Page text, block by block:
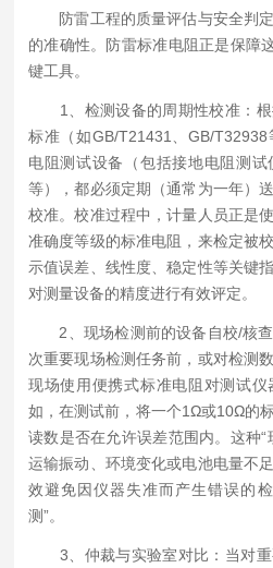
防雷工程的质量评估与安全判定
的准确性。防雷标准电阻正是保障
键工具。
1、检测设备的周期性校准：根
标准（如GB/T21431、GB/
电阻测试设备（包括接地电阻测
等），都必须定期（通常为一年）
校准。校准过程中，计量人员正是
准确度等级的标准电阻，来检定被
示值误差、线性度、稳定性等关键
对测量设备的精度进行有效评定。
2、现场检测前的设备自校/核查
次重要现场检测任务前，或对检测
现场使用便携式标准电阻对测试仪
如，在测试前，将一个1Ω或10Ω的
读数是否在允许误差范围内。这种
运输振动、环境变化或电池电量不
效避免因仪器失准而产生错误的
测”。
3、仲裁与实验室对比：当对重